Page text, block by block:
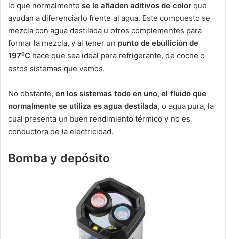
lo que normalmente se le añaden aditivos de color que
ayudan a diferenciarlo frente al agua. Este compuesto se
mezcla con agua destilada u otros complementes para
formar la mezcla, y al tener un punto de ebullición de
197⁰C hace que sea ideal para refrigerante, de coche o
estos sistemas que vemos.
No obstante, en los sistemas todo en uno, el fluido que
normalmente se utiliza es agua destilada, o agua pura, la
cual presenta un buen rendimiento térmico y no es
conductora de la electricidad.
Bomba y depósito